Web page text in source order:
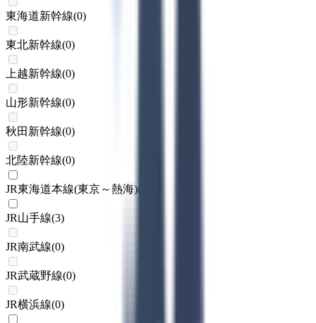
東海道新幹線(0)
東北新幹線(0)
上越新幹線(0)
山形新幹線(0)
秋田新幹線(0)
北陸新幹線(0)
JR東海道本線(東京～熱海)(
JR山手線(3)
JR南武線(0)
JR武蔵野線(0)
JR横浜線(0)